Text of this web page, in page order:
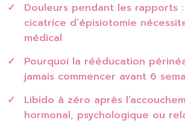
Douleurs pendant les rapports
cicatrice d’épisiotomie
médical
Pourquoi la rééducation
jamais commencer avant 6
Libido à zéro après
hormonal, psychologique ou